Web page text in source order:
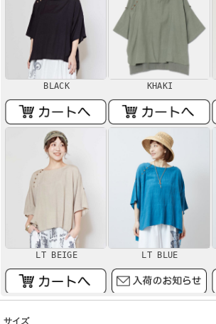
BLACK KHAKI
LT BEIGE LT BLUE
サイズ